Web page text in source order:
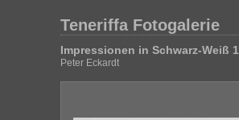
Teneriffa Fotogalerie
Impressionen in Schwarz-Weiß 1
Peter Eckardt